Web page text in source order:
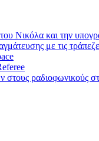
Νικόλα και την
με τις
στους ραδιοφωνικούς